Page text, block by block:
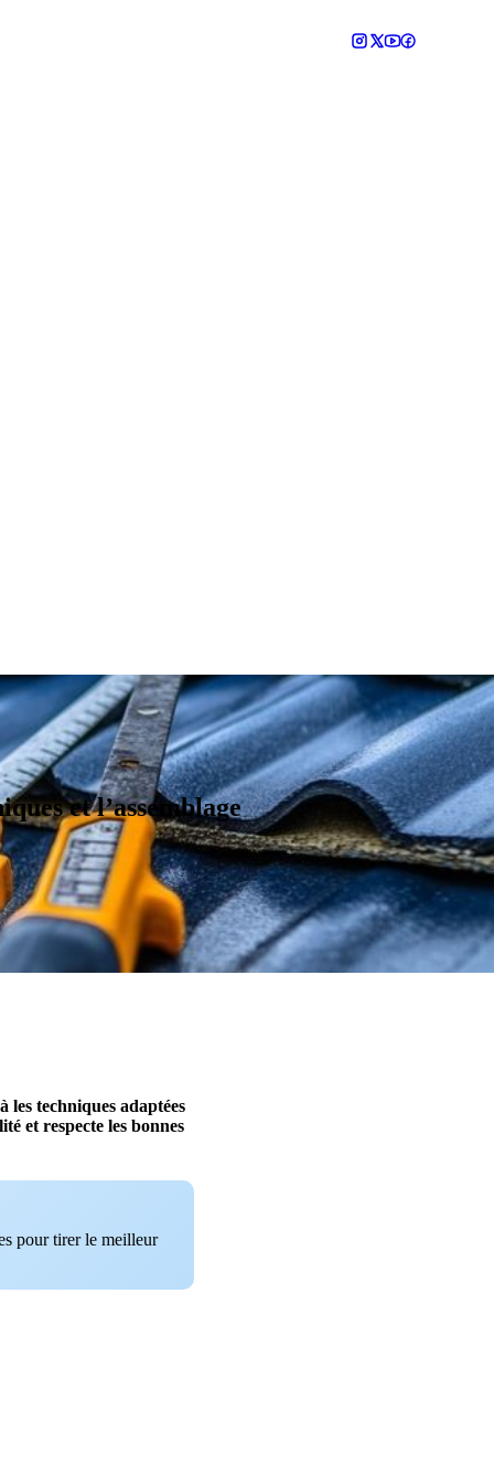
et l’assemblage
à les techniques adaptées
et respecte les bonnes
pour tirer le meilleur